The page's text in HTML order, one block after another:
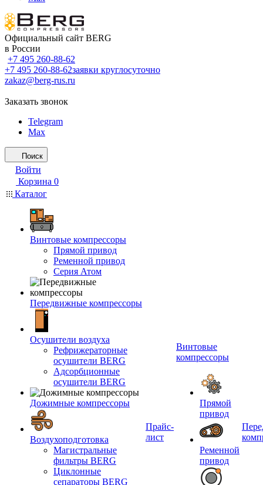
Официальный сайт BERG
в России
+7 495 260-88-62
+7 495 260-88-62заявки круглосуточно
zakaz@berg-rus.ru
Заказать звонок
Telegram
Max
Поиск
Войти
Корзина 0
Каталог
Винтовые компрессоры
Прямой привод
Ременной привод
Серия Атом
Передвижные компрессоры
Осушители воздуха
Рефрижераторные
осушители BERG
Адсорбционные
осушители BERG
Дожимные компрессоры
Воздухоподготовка
Магистральные
фильтры BERG
Циклонные
сепараторы BERG
Прайс-
лист
Винтовые
компрессоры
Прямой
привод
Ременной
привод